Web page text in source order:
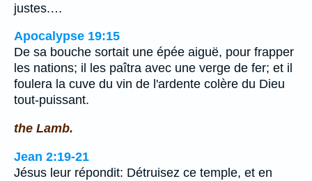
justes.…
Apocalypse 19:15
De sa bouche sortait une épée aiguë, pour frapper
les nations; il les paîtra avec une verge de fer; et il
foulera la cuve du vin de l'ardente colère du Dieu
tout-puissant.
the Lamb.
Jean 2:19-21
Jésus leur répondit: Détruisez ce temple, et en